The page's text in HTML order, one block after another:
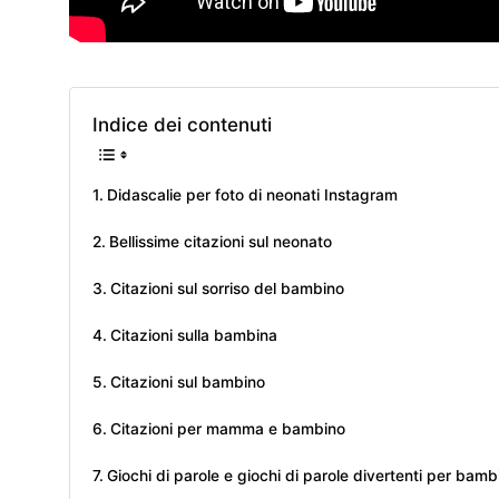
Indice dei contenuti
Didascalie per foto di neonati Instagram
Bellissime citazioni sul neonato
Citazioni sul sorriso del bambino
Citazioni sulla bambina
Citazioni sul bambino
Citazioni per mamma e bambino
Giochi di parole e giochi di parole divertenti per